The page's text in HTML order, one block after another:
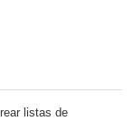
listas de